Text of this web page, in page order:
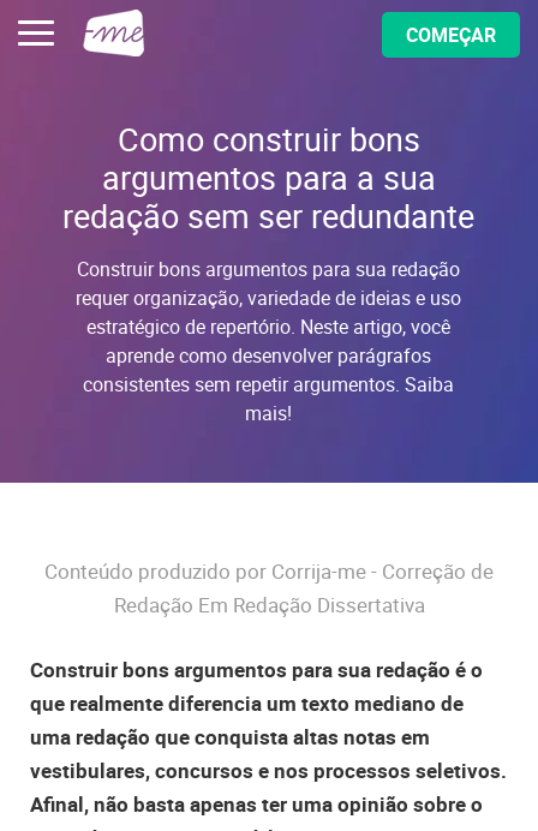
COMEÇAR
Como construir bons
argumentos para a sua
redação sem ser redundante
Construir bons argumentos para sua redação
requer organização, variedade de ideias e uso
estratégico de repertório. Neste artigo, você
aprende como desenvolver parágrafos
consistentes sem repetir argumentos. Saiba
mais!
Conteúdo produzido por Corrija-me - Correção de
Redação Em Redação Dissertativa
Construir bons argumentos para sua redação é o
que realmente diferencia um texto mediano de
uma redação que conquista altas notas em
vestibulares, concursos e nos processos seletivos.
Afinal, não basta apenas ter uma opinião sobre o